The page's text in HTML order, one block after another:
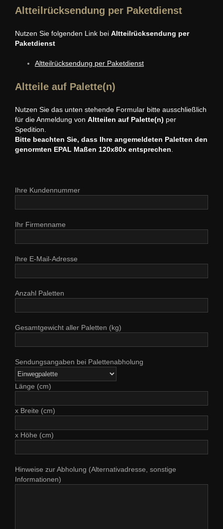
Altteilrücksendung per Paketdienst
Nutzen Sie folgenden Link bei Altteilrücksendung per
Paketdienst
Altteilrücksendung per Paketdienst
Altteile auf Palette(n)
Nutzen Sie das unten stehende Formular bitte ausschließlich
für die Anmeldung von Altteilen auf Palette(n) per
Spedition.
Bitte beachten Sie, dass Ihre angemeldeten Paletten den
genormten EPAL Maßen 120x80x entsprechen.
Ihre Kundennummer
Ihr Firmenname
Ihre E-Mail-Adresse
Anzahl Paletten
Gesamtgewicht aller Paletten (kg)
Sendungsangaben bei Palettenabholung
Länge (cm)
x Breite (cm)
x Höhe (cm)
Hinweise zur Abholung (Alternativadresse, sonstige
Informationen)